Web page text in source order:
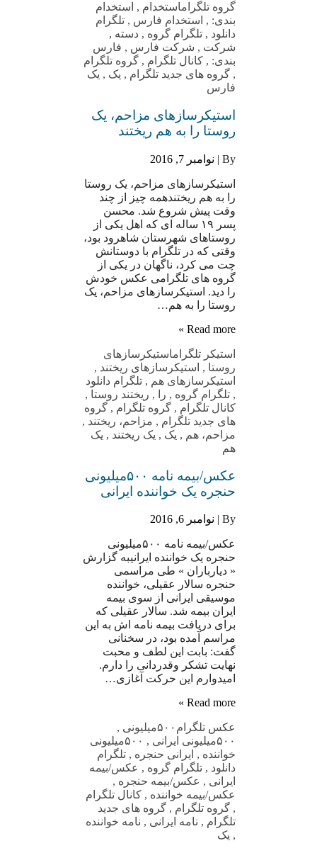
گروه تلگراماستخدام , استخدام
بندی: , استخدام فارس , تلگرام
دانلود , تلگرام گروه , دسته ,
شرکت , شرکت فارس , فارس
بندی: , کانال تلگرام , گروه تلگرام
, گروه های جدید تلگرام , یک , یک
فارس
استیکرسازهای مزاحم، یک
روستا را به هم ریختند
By | نوامبر 7, 2016
استیکرسازهای مزاحم، یک روستا
را به هم ریختندهمه چیز از چند
وقت پیش شروع شد. محسن
پسر ١٩ ساله ای که اهل یکی از
روستاهای شهرستان شاهرود بود،
وقتی که در تلگرام با دوستانش
چت می کرد، ناگهان در یکی از
گروه های تلگرامی عکس خودش
را دید. استیکرسازهای مزاحم، یک
روستا را به هم…
Read more »
استیکر تلگراماستیکرسازهای
روستا , استیکرسازهای ریختند ,
استیکرسازهای هم , تلگرام دانلود
, تلگرام گروه , را , ریختند روستا ,
کانال تلگرام , گروه تلگرام , گروه
های جدید تلگرام , مزاحم، ریختند ,
مزاحم، هم , یک , یک ریختند , یک
هم
عکس/بیمه نامه ۵۰۰میلیونی
حنجره یک خواننده ایرانی
By | نوامبر 6, 2016
عکس/بیمه نامه ۵۰۰میلیونی
حنجره یک خواننده ایرانیبه گزارش
« دیارباران » طی مراسمی
حنجره سالار عقیلی، خواننده
موسیقی ایرانی از سوی بیمه
ایران بیمه شد. سالار عقیلی که
برای دریافت بیمه نامه اش به این
مراسم آمده بود، در سخنانی
گفت: بابت این لطف و محبت
نهایت تشکر وقدردانی را دارم.
امیدوارم این حرکت آغازی…
Read more »
عکس تلگرام ۵۰۰میلیونی
,
۵۰۰میلیونی ایرانی
,
۵۰۰میلیونی
خواننده , ایرانی حنجره , تلگرام
دانلود , تلگرام گروه , عکس/بیمه
ایرانی , عکس/بیمه حنجره ,
عکس/بیمه خواننده , کانال تلگرام
, گروه تلگرام , گروه های جدید
تلگرام , نامه ایرانی , نامه خواننده
, یک